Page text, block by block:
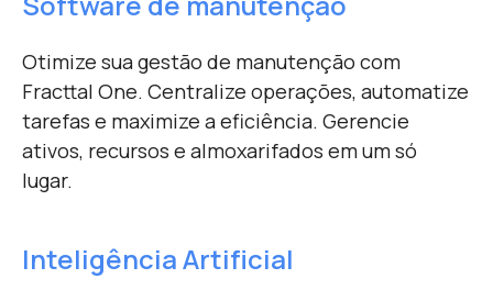
Otimize sua gestão de manutenção com
Fracttal One. Centralize operações, automatize
tarefas e maximize a eficiência. Gerencie
ativos, recursos e almoxarifados em um só
lugar.
Inteligência Artificial